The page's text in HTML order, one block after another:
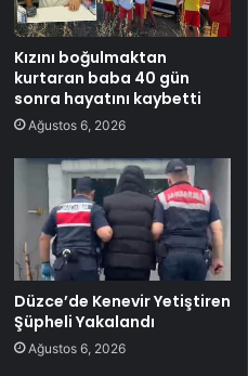
Kızını boğulmaktan
kurtaran baba 40 gün
sonra hayatını kaybetti
Ağustos 6, 2026
Düzce’de Kenevir Yetiştiren
Şüpheli Yakalandı
Ağustos 6, 2026